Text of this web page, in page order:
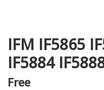
IFM IF5865
IF5884
Free